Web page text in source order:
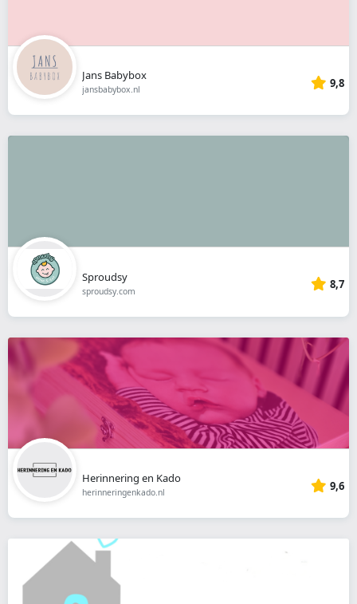
Jans Babybox
jansbabybox.nl 9,8
Sproudsy
sproudsy.com 8,7
Herinnering en Kado
herinneringenkado.nl 9,6